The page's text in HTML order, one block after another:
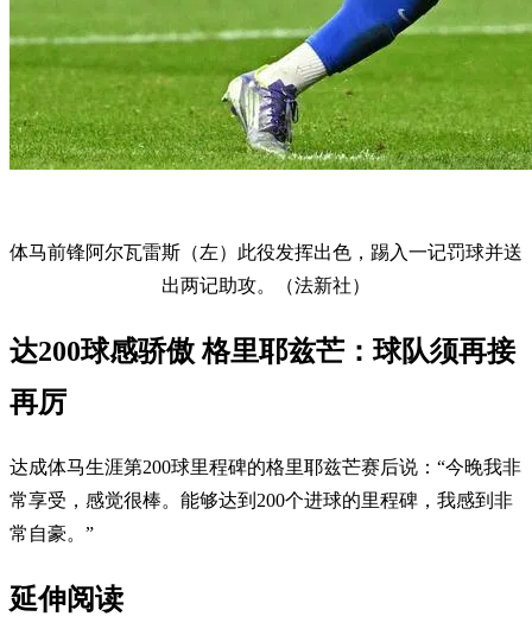
体马前锋阿尔瓦雷斯（左）此役发挥出色，踢入一记罚球并送
出两记助攻。（法新社）
达200球感骄傲 格里耶兹芒：球队须再接
再厉
达成体马生涯第200球里程碑的格里耶兹芒赛后说：“今晚我非
常享受，感觉很棒。能够达到200个进球的里程碑，我感到非
常自豪。”
延伸阅读